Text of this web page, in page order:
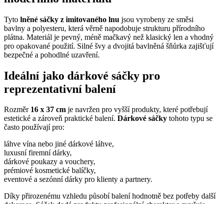
Tyto lněné sáčky z imitovaného lnu jsou vyrobeny ze směsi
bavlny a polyesteru, která věrně napodobuje strukturu přírodního
plátna. Materiál je pevný, méně mačkavý než klasický len a vhodný
pro opakované použití. Silné švy a dvojitá bavlněná šňůrka zajišťují
bezpečné a pohodlné uzavření.
Ideální jako dárkové sáčky pro
reprezentativní balení
Rozměr 16 x 37 cm je navržen pro vyšší produkty, které potřebují
estetické a zároveň praktické balení. Dárkové sáčky tohoto typu se
často používají pro:
láhve vína nebo jiné dárkové láhve,
luxusní firemní dárky,
dárkové poukazy a vouchery,
prémiové kosmetické balíčky,
eventové a sezónní dárky pro klienty a partnery.
Díky přirozenému vzhledu působí balení hodnotně bez potřeby další